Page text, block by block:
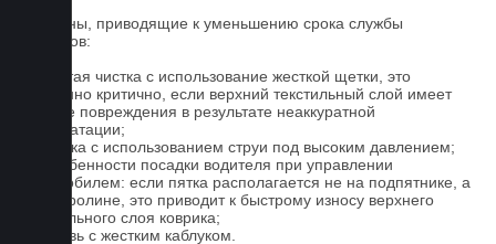
Причины, приводящие к уменьшению срока службы
ковриков:
1. Частая чистка с использование жесткой щетки, это
особенно критично, если верхний текстильный слой имеет
мелкие повреждения в результате неаккуратной
эксплуатации;
2. Мойка с использованием струи под высоким давлением;
3. Особенности посадки водителя при управлении
автомобилем: если пятка располагается не на подпятнике, а
на ковролине, это приводит к быстрому износу верхнего
текстильного слоя коврика;
4. Обувь с жестким каблуком.